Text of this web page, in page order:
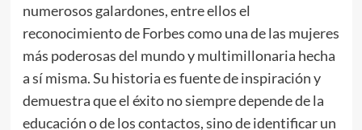
numerosos galardones, entre ellos el
reconocimiento de Forbes como una de las mujeres
más poderosas del mundo y multimillonaria hecha
a sí misma. Su historia es fuente de inspiración y
demuestra que el éxito no siempre depende de la
educación o de los contactos, sino de identificar un